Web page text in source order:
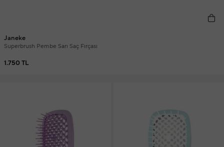
Janeke
Superbrush Pembe Sarı Saç Fırçası
1.750 TL